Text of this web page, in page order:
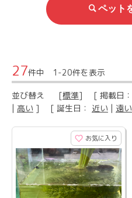
27件中 1-20件を表示
並び替え [標準] [ 掲載日：
| 高い ] [ 誕生日： 近い | 遠い
お気に入り